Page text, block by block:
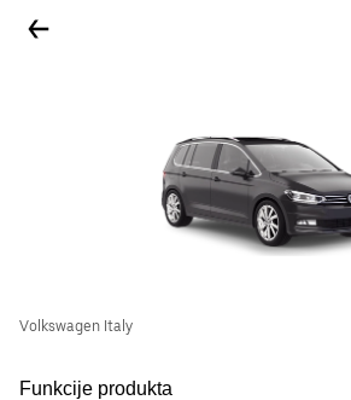
Volkswagen Italy
Funkcije produkta